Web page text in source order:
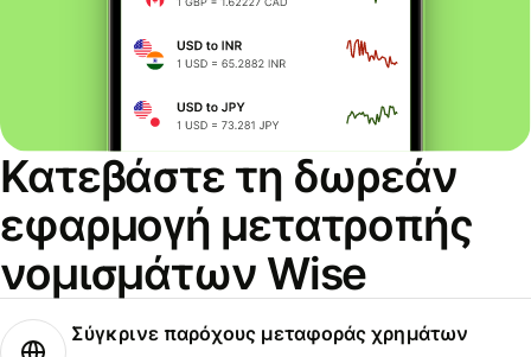
Κατεβάστε τη δωρεάν
εφαρμογή μετατροπής
νομισμάτων Wise
Σύγκρινε παρόχους μεταφοράς χρημάτων